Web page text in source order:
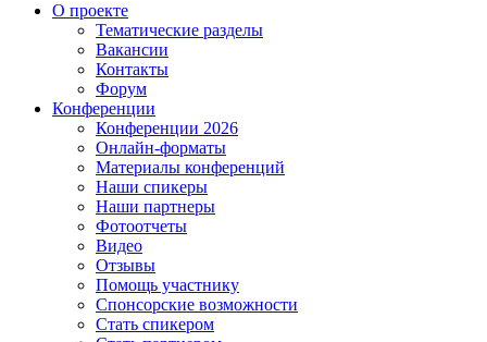
О проекте
Тематические разделы
Вакансии
Контакты
Форум
Конференции
Конференции 2026
Онлайн-форматы
Материалы конференций
Наши спикеры
Наши партнеры
Фотоотчеты
Видео
Отзывы
Помощь участнику
Спонсорские возможности
Стать спикером